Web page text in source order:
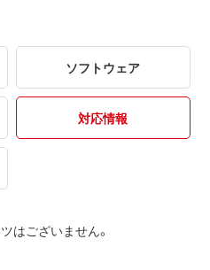
ソフトウェア
対応情報
はございません。